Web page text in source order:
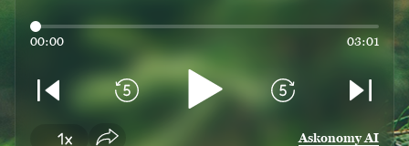
00:00 03:01
Askonomy AI